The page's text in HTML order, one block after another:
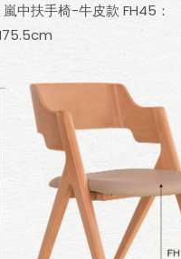
中扶手椅-牛皮款 FH45：